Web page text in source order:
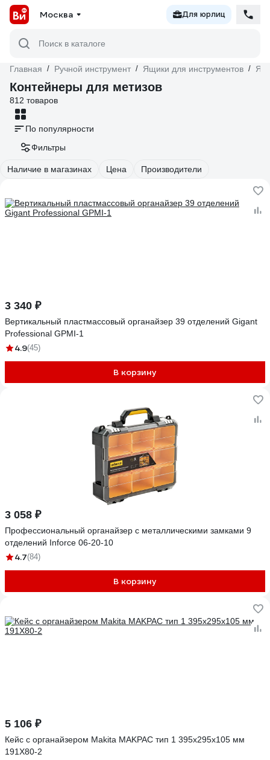
Москва Для юрлиц
Поиск в каталоге
Главная / Ручной инструмент / Ящики для инструментов /
Контейнеры для метизов
812 товаров
По популярности
Фильтры
Наличие в магазинах Цена Производители
3 340 ₽
Вертикальный пластмассовый органайзер 39 отделений Gigant
Professional GPMI-1
4.9(45)
В корзину
3 058 ₽
Профессиональный органайзер с металлическими замками 9
отделений Inforce 06-20-10
4.7(84)
В корзину
5 106 ₽
Кейс с органайзером Makita MAKPAC тип 1 395x295x105 мм
191X80-2